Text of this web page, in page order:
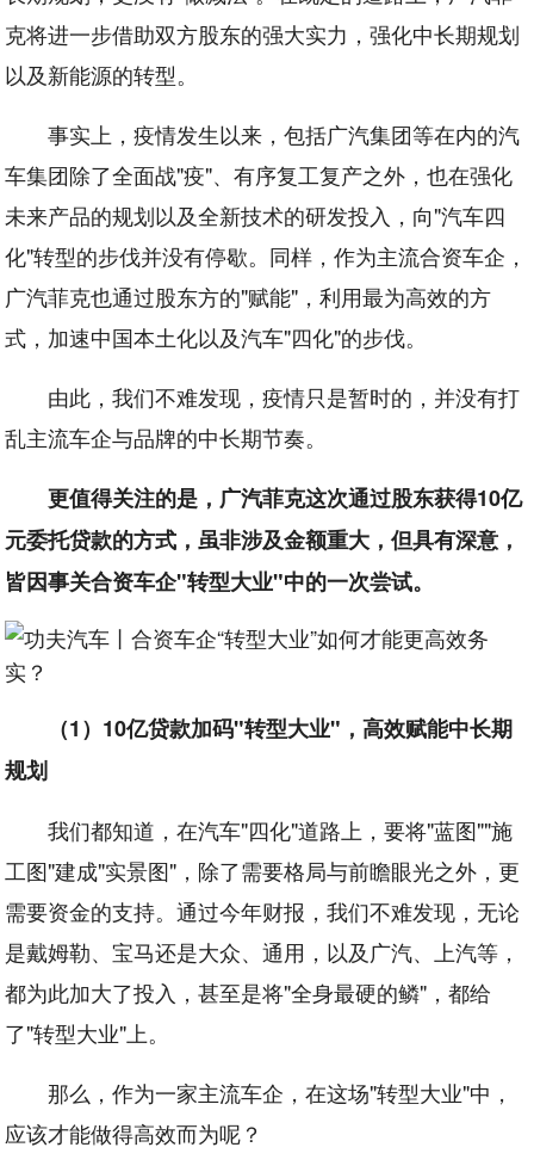
克将进一步借助双方股东的强大实力，强化中长期规划
以及新能源的转型。
事实上，疫情发生以来，包括广汽集团等在内的汽
车集团除了全面战"疫"、有序复工复产之外，也在强化
未来产品的规划以及全新技术的研发投入，向"汽车四
化"转型的步伐并没有停歇。同样，作为主流合资车企，
广汽菲克也通过股东方的"赋能"，利用最为高效的方
式，加速中国本土化以及汽车"四化"的步伐。
由此，我们不难发现，疫情只是暂时的，并没有打
乱主流车企与品牌的中长期节奏。
更值得关注的是，广汽菲克这次通过股东获得10亿
元委托贷款的方式，虽非涉及金额重大，但具有深意，
皆因事关合资车企"转型大业"中的一次尝试。
（1）10亿贷款加码"转型大业"，高效赋能中长期
规划
我们都知道，在汽车"四化"道路上，要将"蓝图""施
工图"建成"实景图"，除了需要格局与前瞻眼光之外，更
需要资金的支持。通过今年财报，我们不难发现，无论
是戴姆勒、宝马还是大众、通用，以及广汽、上汽等，
都为此加大了投入，甚至是将"全身最硬的鳞"，都给
了"转型大业"上。
那么，作为一家主流车企，在这场"转型大业"中，
应该才能做得高效而为呢？